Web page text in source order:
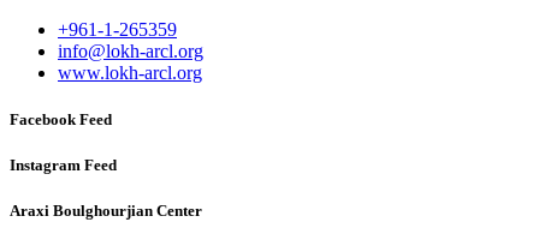
+961-1-265359
info@lokh-arcl.org
www.lokh-arcl.org
Facebook Feed
Instagram Feed
Araxi Boulghourjian Center